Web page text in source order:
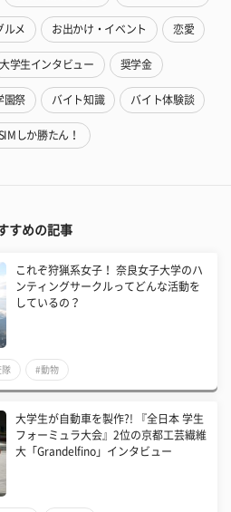
ルメ お出かけ・イベント 恋愛
大学生インタビュー 奨学金
園祭 バイト知識 バイト体験談
しか勝たん！
すめの記事
これぞ狩猟系女子！ 奈良女子大学のハ
ンティングサークルってどんな活動を
しているの？
隊 #動物
大学生が自動車を製作?! 『全日本 学生
フォーミュラ大会』2位の京都工芸繊維
大「Grandelfino」インタビュー